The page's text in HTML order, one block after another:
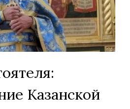
Казанской